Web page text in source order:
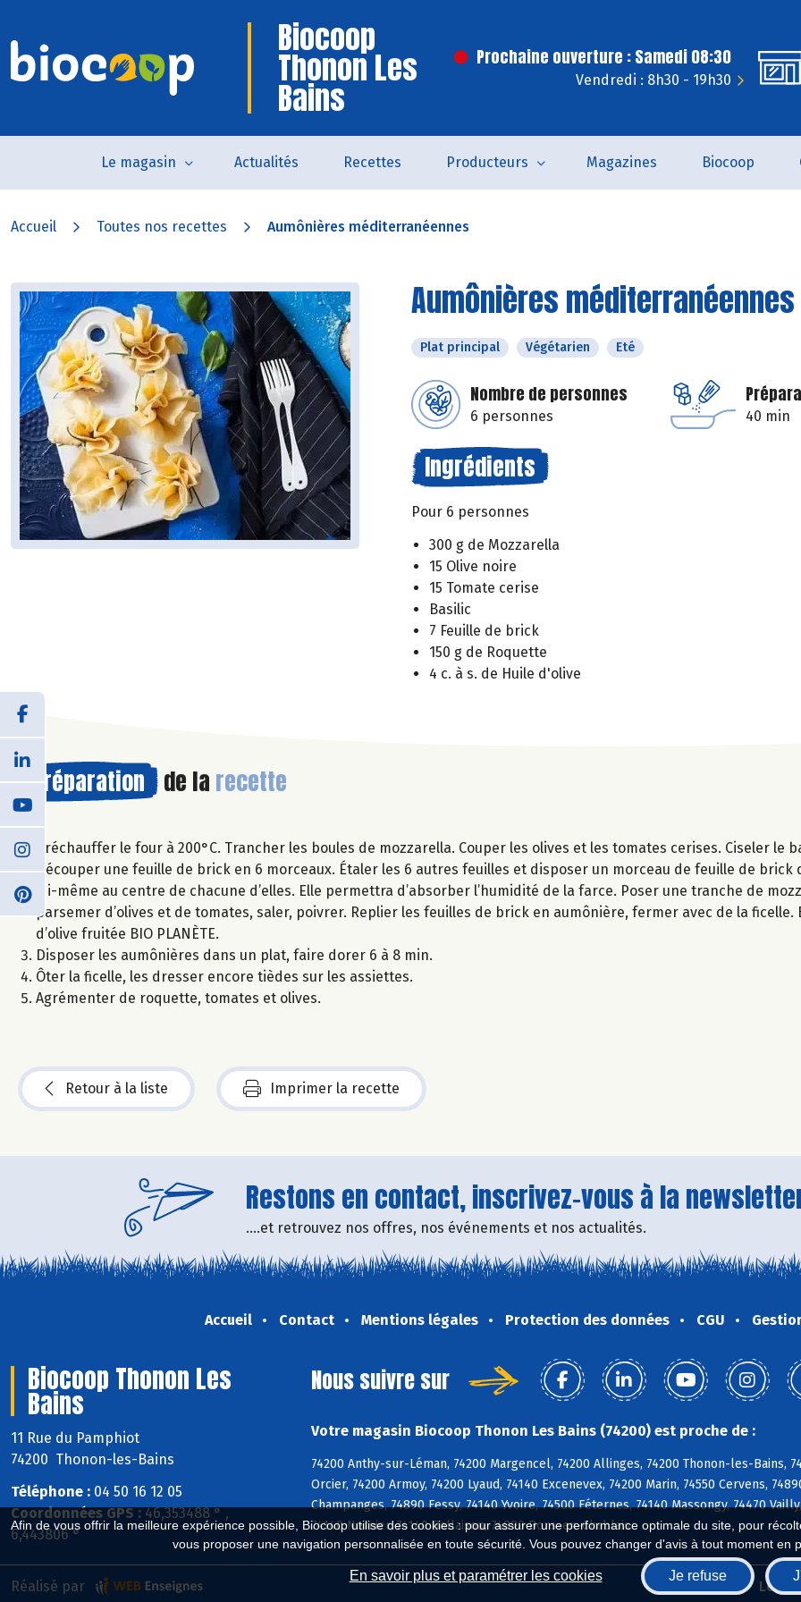
Afin de vous offrir la meilleure expérience possible, Biocoop utilise des cookies : pour assurer une performance optimale du site, pour
vous proposer une navigation personnalisée en toute sécurité. Vous pouvez changer d'avis à tout moment en
En savoir plus et paramétrer les cookies Je refuse
Biocoop
Thonon Les
Bains
Prochaine ouverture : Samedi 08:30
Vendredi : 8h30 - 19h30
Le magasin Actualités Recettes Producteurs Magazines Biocoop
Accueil Toutes nos recettes Aumônières méditerranéennes
Aumônières méditerranéennes
Plat principal Végétarien Eté
Nombre de personnes
6 personnes 40 min
Ingrédients
Pour 6 personnes
300 g de Mozzarella
15 Olive noire
15 Tomate cerise
Basilic
7 Feuille de brick
150 g de Roquette
4 c. à s. de Huile d'olive
Préparation de la recette
Préchauffer le four à 200°C. Trancher les boules de mozzarella. Couper les olives et les tomates cerises. Ciseler le
Découper une feuille de brick en 6 morceaux. Étaler les 6 autres feuilles et disposer un morceau de feuille de brick
lui-même au centre de chacune d’elles. Elle permettra d’absorber l’humidité de la farce. Poser une tranche de
parsemer d’olives et de tomates, saler, poivrer. Replier les feuilles de brick en aumônière, fermer avec de la ficelle.
d’olive fruitée BIO PLANÈTE.
Disposer les aumônières dans un plat, faire dorer 6 à 8 min.
Ôter la ficelle, les dresser encore tièdes sur les assiettes.
Agrémenter de roquette, tomates et olives.
Retour à la liste Imprimer la recette
Restons en contact, inscrivez-vous à la
....et retrouvez nos offres, nos événements et nos actualités.
Accueil Contact Mentions légales Protection des données CGU
Biocoop Thonon Les
Bains
11 Rue du Pamphiot
74200 Thonon-les-Bains
Téléphone : 04 50 16 12 05
Coordonnées GPS : 46,353488 ° ,
6,443806 °
Nous suivre sur
Votre magasin Biocoop Thonon Les Bains (74200) est proche de :
74200 Anthy-sur-Léman, 74200 Margencel, 74200 Allinges, 74200 Thonon-les-Bains,
Orcier, 74200 Armoy, 74200 Lyaud, 74140 Excenevex, 74200 Marin, 74550 Cervens,
Champanges, 74890 Fessy, 74140 Yvoire, 74500 Féternes, 74140 Massongy, 74470
74140 Nernier, 74140 Ballaison, 74890 Bons-en-Chablais
Biocoop.fr Le
Réalisé par